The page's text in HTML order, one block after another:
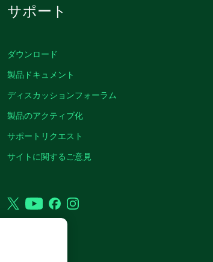
サポート
ダウンロード
製品ドキュメント
ディスカッションフォーラム
製品のアクティブ化
サポートリクエスト
サイトに関するご意見
TwitterYouTubeFacebookInstagram